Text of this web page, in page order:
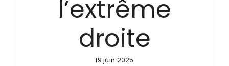
l’extrême
droite
19 juin 2025